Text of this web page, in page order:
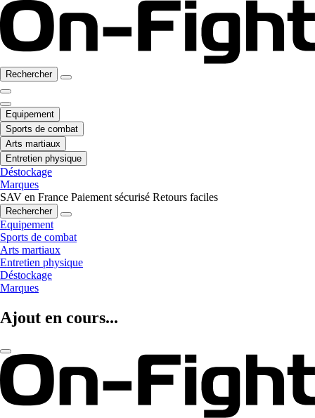
Rechercher
Equipement
Sports de combat
Arts martiaux
Entretien physique
Déstockage
Marques
SAV en France Paiement sécurisé Retours faciles
Rechercher
Equipement
Sports de combat
Arts martiaux
Entretien physique
Déstockage
Marques
Ajout en cours...